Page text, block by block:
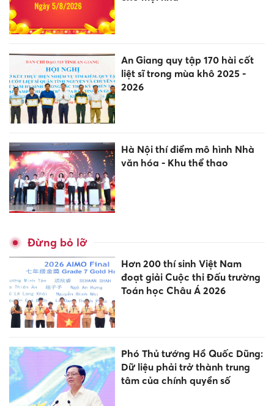
An Giang quy tập 170 hài cốt
liệt sĩ trong mùa khô 2025 -
2026
Hà Nội thí điểm mô hình Nhà
văn hóa - Khu thể thao
Đừng bỏ lỡ
Hơn 200 thí sinh Việt Nam
đoạt giải Cuộc thi Đấu trường
Toán học Châu Á 2026
Phó Thủ tướng Hồ Quốc Dũng:
Dữ liệu phải trở thành trung
tâm của chính quyền số